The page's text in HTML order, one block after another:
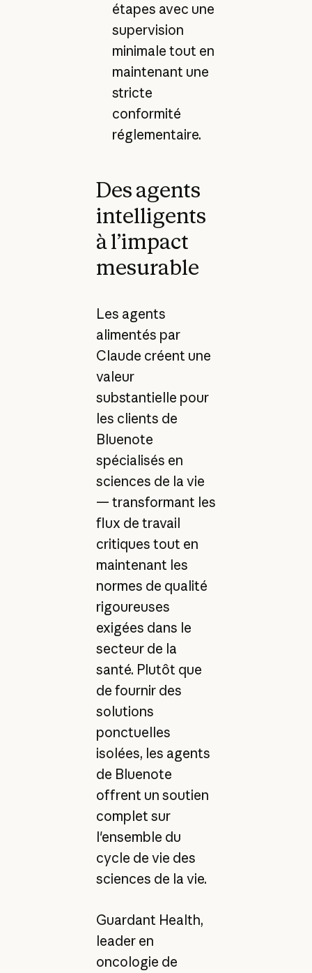
étapes avec une
supervision
minimale tout en
maintenant une
stricte
conformité
réglementaire.
Des agents
intelligents
à l’impact
mesurable
Les agents
alimentés par
Claude créent une
valeur
substantielle pour
les clients de
Bluenote
spécialisés en
sciences de la vie
— transformant les
flux de travail
critiques tout en
maintenant les
normes de qualité
rigoureuses
exigées dans le
secteur de la
santé. Plutôt que
de fournir des
solutions
ponctuelles
isolées, les agents
de Bluenote
offrent un soutien
complet sur
l'ensemble du
cycle de vie des
sciences de la vie.
Guardant Health,
leader en
oncologie de